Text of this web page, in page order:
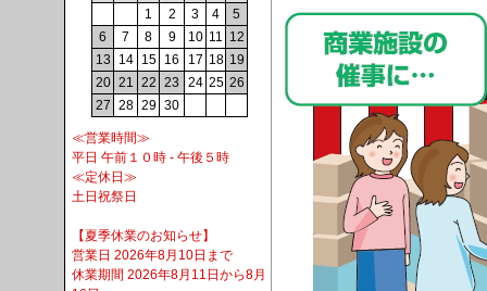
1 2 3 4
5
6
7 8 9 10 11 12
13
14 15 16 17 18 19
20 21 22 23 24 25 26
27 28 29 30
≪営業時間≫
平日 午前１０時 - 午後５時
≪定休日≫
土日祝祭日
【夏季休業のお知らせ】
営業日 2026年8月10日まで
休業期間 2026年8月11日から8月